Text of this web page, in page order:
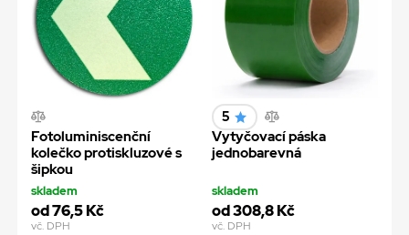
Fotoluminiscenční
kolečko protiskluzové s
šipkou
skladem
od 76,5 Kč
vč. DPH
5
Vytyčovací páska
jednobarevná
skladem
od 308,8 Kč
vč. DPH